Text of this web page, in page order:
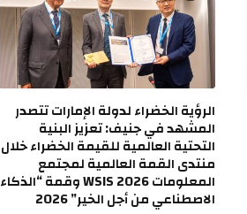
الرؤية الخضراء لدولة الإمارات تتصدر
المشهد في جنيف: تعزيز البنية
التحتية العالمية للقيمة الخضراء خلال
منتدى القمة العالمية لمجتمع
المعلومات WSIS 2026 وقمة “الذكاء
الاصطناعي من أجل الخير” 2026